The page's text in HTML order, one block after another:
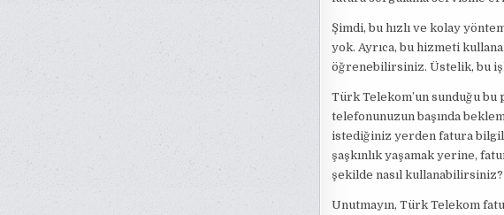
Şimdi, bu hızlı ve kolay
yok. Ayrıca, bu hizmeti
öğrenebilirsiniz. Üstelik, bu
Türk Telekom’un sunduğu
telefonunuzun başında
istediğiniz yerden fatura
şaşkınlık yaşamak yerine,
şekilde nasıl kullanabilirsiniz?
Unutmayın, Türk Telekom